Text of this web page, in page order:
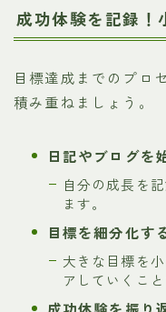
成功体験を記録！
目標達成までのプロ
積み重ねましょう。
日記やブログを
自分の成長を
ます。
目標を細分化す
大きな目標を
アしていくこ
成功体験を振り